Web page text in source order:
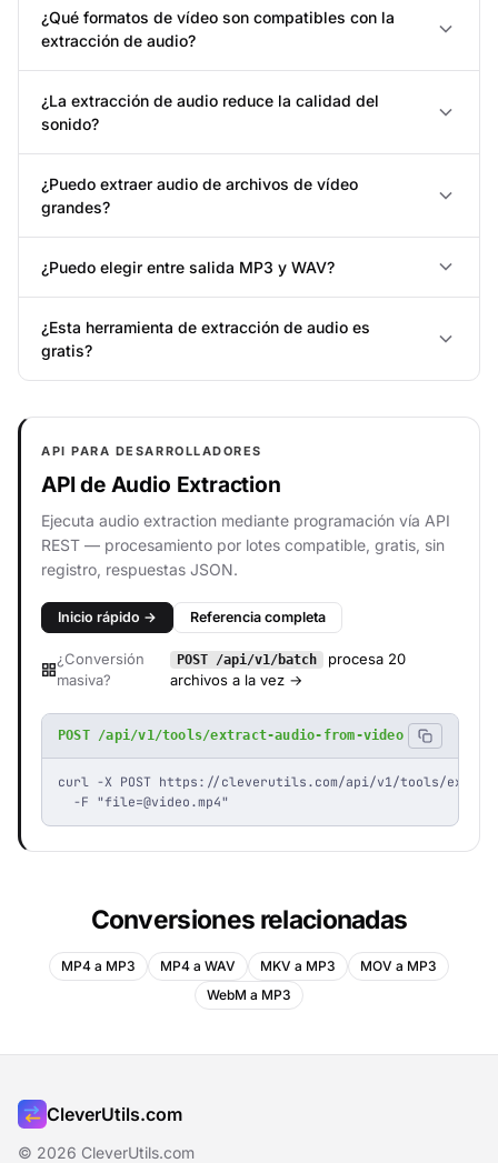
¿Qué formatos de vídeo son compatibles con la
extracción de audio?
¿La extracción de audio reduce la calidad del
sonido?
¿Puedo extraer audio de archivos de vídeo
grandes?
¿Puedo elegir entre salida MP3 y WAV?
¿Esta herramienta de extracción de audio es
gratis?
API PARA DESARROLLADORES
API de Audio Extraction
Ejecuta audio extraction mediante programación vía API
REST — procesamiento por lotes compatible, gratis, sin
registro, respuestas JSON.
Inicio rápido → Referencia completa
¿Conversión
masiva?
POST /api/v1/batch
procesa 20
archivos a la vez →
POST /api/v1/tools/extract-audio-from-video
curl -X POST https://cleverutils.com/api/v1/tools/
  -F "
file=@video.mp4"
Conversiones relacionadas
MP4 a MP3 MP4 a WAV MKV a MP3
MOV a MP3
WebM a MP3
CleverUtils.com
© 2026 CleverUtils.com